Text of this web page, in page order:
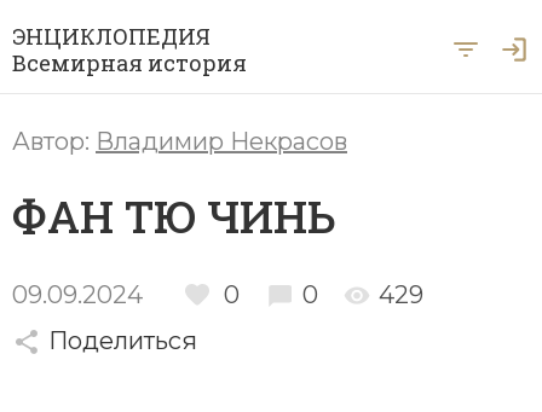
ЭНЦИКЛОПЕДИЯ
Всемирная история
Азия
Археология
Африка
Периоды
История Древнего мира
Вход для экспертов
Автор: Владимир Некрасов
ФАН ТЮ ЧИНЬ
09.09.2024 0 0
429
Поделиться